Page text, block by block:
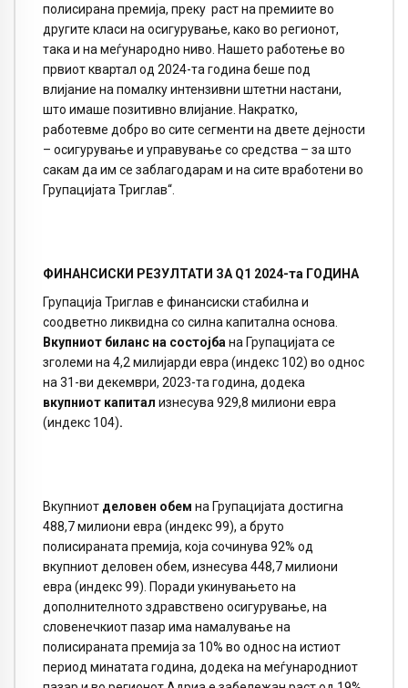
полисирана премија, преку раст на премиите во
другите класи на осигурување, како во регионот,
така и на меѓународно ниво. Нашето работење во
првиот квартал од 2024-та година беше под
влијание на помалку интензивни штетни настани,
што имаше позитивно влијание. Накратко,
работевме добро во сите сегменти на двете дејности
– осигурување и управување со средства – за што
сакам да им се заблагодарам и на сите вработени во
Групацијата Триглав“.
ФИНАНСИСКИ РЕЗУЛТАТИ ЗА Q1 2024-та ГОДИНА
Групација Триглав е финансиски стабилна и
соодветно ликвидна со силна капитална основа.
Вкупниот биланс на состојба на Групацијата се
зголеми на 4,2 милијарди евра (индекс 102) во однос
на 31-ви декември, 2023-та година, додека
вкупниот капитал изнесува 929,8 милиони евра
(индекс 104).
Вкупниот деловен обем на Групацијата достигна
488,7 милиони евра (индекс 99), а бруто
полисираната премија, која сочинува 92% од
вкупниот деловен обем, изнесува 448,7 милиони
евра (индекс 99). Поради укинувањето на
дополнителното здравствено осигурување, на
словенечкиот пазар има намалување на
полисираната премија за 10% во однос на истиот
период минатата година, додека на меѓународниот